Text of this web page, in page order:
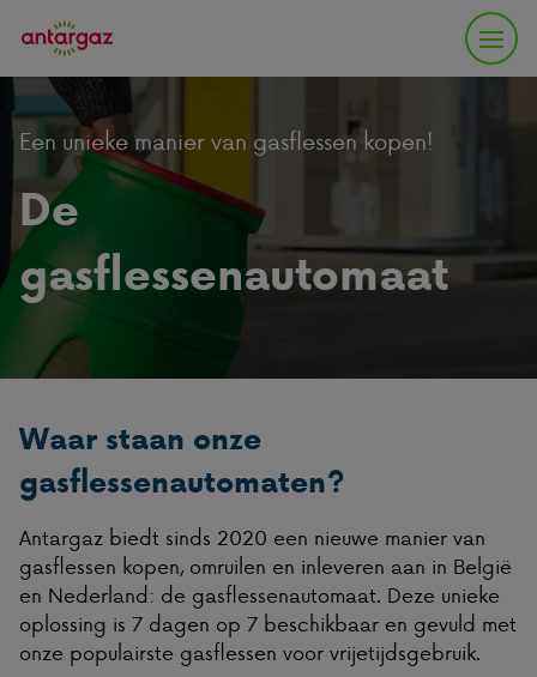
Een unieke manier van gasflessen kopen!
De
gasflessenautomaat
Waar staan onze
gasflessenautomaten?
Antargaz biedt sinds 2020 een nieuwe manier van
gasflessen kopen, omruilen en inleveren aan in België
en Nederland: de gasflessenautomaat. Deze unieke
oplossing is 7 dagen op 7 beschikbaar en gevuld met
onze populairste gasflessen voor vrijetijdsgebruik.